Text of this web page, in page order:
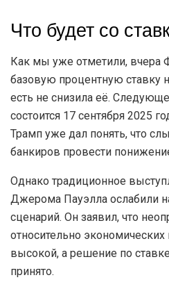
Что будет со
Как мы уже отметили, вчера
базовую процентную ставку
есть не снизила её.
состоится 17 сентября 2025
Трамп уже дал понять, что
банкиров провести
Однако традиционное
Джерома Пауэлла ослабили
сценарий. Он заявил, что
относительно экономических
высокой, а решение по
принято.